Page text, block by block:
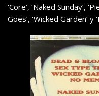
‘Core’, ‘Naked Sunday’,
Goes’, ‘Wicked Garden’ y